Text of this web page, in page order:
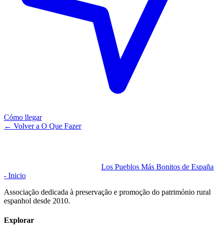
Cómo llegar
← Volver a O Que Fazer
Los Pueblos Más Bonitos de España
- Inicio
Associação dedicada à preservação e promoção do património rural
espanhol desde 2010.
Explorar